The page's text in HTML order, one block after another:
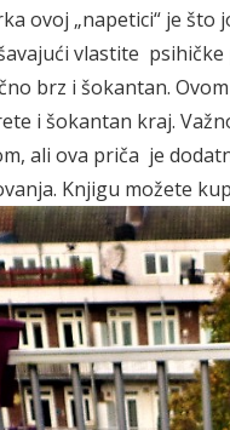
ovoj „napetici“ je
vlastite
brz i šokantan.
i šokantan kraj.
ali ova priča je
Knjigu možete